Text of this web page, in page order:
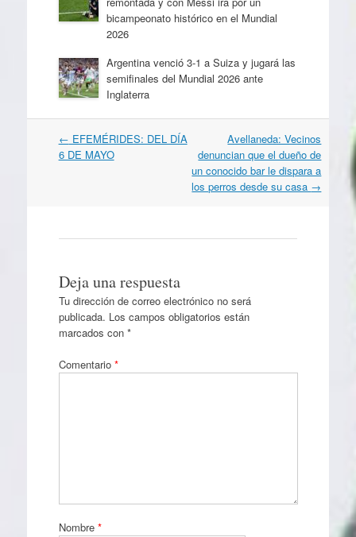
bicampeonato histórico en el Mundial
2026
Argentina venció 3-1 a Suiza y jugará las
semifinales del Mundial 2026 ante
Inglaterra
Navegación
por
← EFEMÉRIDES: DEL DÍA
6 DE MAYO
Avellaneda: Vecinos
denuncian que el dueño de
un conocido bar le dispara a
los perros desde su casa →
Deja una respuesta
Tu dirección de correo electrónico no será
publicada. Los campos obligatorios están
marcados con *
Comentario *
Nombre *